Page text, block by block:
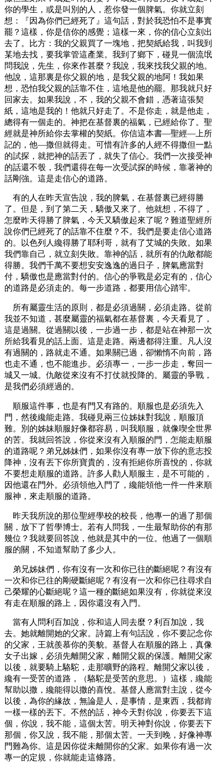
你的學生，或是叫別的人，惹你發一個脾氣。你就立刻
想：『因為你們已經死了』這句話，對於我恐怕不是事實
罷？這樣，你是信你的感覺；這樣一來，你的信心立刻出
去了。比方：我的父親買了一塊地，把契紙給我，叫我到
某地去找，要我掌管這產業。我到了鄉下，碰見一個流氓
問我說，先生，你來作甚麼？我說，我來找我父親的地。
他說，這那裏是你父親的地，是我父親的地阿！我如果
想，恐怕我父親的話靠不住，這地是他的罷。那我就只好
回家去。如果我說，不，我的父親不會錯，憑著這張契
紙，這地是我的！他就只好走了。不是你走，就是他走，
總得有一個走的。神把在基督裏的福氣，已經給你了。聖
經就是神所給你去掌權的契紙。你信這本書—聖經—上所
記的，他—撒但就得走。可惜有許多的人經不得撒但一點
的試探，就把神的話丟了，就失了信心。我們一次接受神
的話還不彀，我們還得在每一次受試探的時候，靠著神的
話剛強。這是走信心的道路。
有的人在昨天宣告說，我的脾氣，在基督裏已經得勝
了。但是，到了第二天，驕傲又來了。他就想，不得了，
怎麼昨天得勝了脾氣，今天又驕傲起來了呢？難道聖經所
說你們已經死了的話靠不住麼？不。我們是要走信心道路
的。以色列人纔得勝了耶利哥，就有了艾城的失敗。如果
我們靠自己，就立刻失敗。靠神的話，就所有的仇敵都能
得勝。我們千萬不要想安安逸逸的過日子，脾氣應當對
付，驕傲也是應當對付的。信心的爭戰是必定有的，信心
的道路是必須走的。每一步道路，都要用信心踏牢。
所有屬靈生活的原則，都是必須過關，必須走路。從前
我並不知道，甚麼屬靈的福氣都在基督裏，今天看見了，
這是過關。從過關以後，一步過一步，都是站在神那一次
所給我看見的話上面。這是走路。兩邊都得注重。凡人沒
有過關的，路就走不通。如果關已過，卻懶惰不向前，路
也走不通，也不能進步。必須專一，一步一步走，奪回一
城又一城。仇敵從來沒有不打仗就投降的。屬靈的爭戰，
是我們必須經過的。
順服這件事，也是有門又有路的。順服也是必須先入
門，然後纔能走路。我碰見兩三位姊妹對我說，順服頂
難。別的姊妹順服好像都容易，叫我順服，就像喫全世界
的苦。我就回答說，你從來沒有入順服的門，怎能走順服
的道路呢？弟兄姊妹們，如果你沒有專一放下你的意志投
降神，沒有丟下你所寶貴的，沒有拒絕你所喜悅的，你就
不要想走順服的道路。許多人勸人順服主，是不可能的，
因他還在門外。必須領他入門了，纔能領他一件一件來順
服神，來走順服的道路。
昨天我所說的那位聖經學校的校長，他專一的過了那個
關，放下了哲學博士。若有人問我，一生最幫助你的有那
幾位？我就要回答說，他就是其中的一位。他過了一個順
服的關，不知道幫助了多少人。
弟兄姊妹們，你有沒有一次和你已往的斷絕呢？有沒有
一次和你已往的剛硬斷絕呢？有沒有一次和你已往尋求自
己榮耀的心斷絕呢？這一種的斷絕如果沒有，你就從來沒
有走在順服的路上，因你還沒有入門。
當有人問利百加說，你和這人同去麼？利百加說，我
去。她就離開她的父家。詩篇上有句話說，你不要記念你
的父家，王就羨慕你的美貌。基督人在順服的路上，真像
女子出嫁，必須先離開父家，離開父親的保護。離開父家
以後，就要騎上駱駝，走那曠野的路程。離開父家以後，
纔有一受苦的道路，（駱駝是受苦的意思。）這樣，纔能
幫助以撒，纔能得以撒的喜悅。基督人應當對主說，從今
以後，為你的緣故，無論是人，是事情，是東西，我都肯
一樣一樣的丟下。不然的話，神今天對你說，你要丟下這
個，你說，我不能，這個太苦。明天神對你說，你要丟下
那個，你又說，我不能，那個太苦。一天到晚，好像神專
門難為你。這是因你從未離開你的父家。如果你有過一次
專一的定規，你就能走這條路。